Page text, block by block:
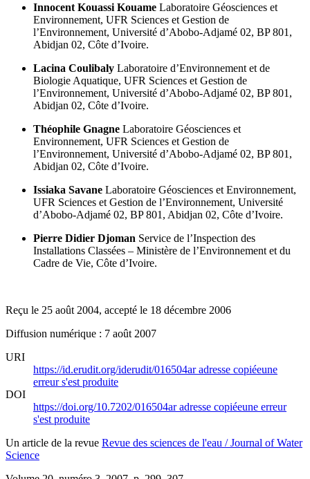
Innocent Kouassi Kouame Laboratoire Géosciences et
Environnement, UFR Sciences et Gestion de
l’Environnement, Université d’Abobo-Adjamé 02, BP 801,
Abidjan 02, Côte d’Ivoire.
Lacina Coulibaly Laboratoire d’Environnement et de
Biologie Aquatique, UFR Sciences et Gestion de
l’Environnement, Université d’Abobo-Adjamé 02, BP 801,
Abidjan 02, Côte d’Ivoire.
Théophile Gnagne Laboratoire Géosciences et
Environnement, UFR Sciences et Gestion de
l’Environnement, Université d’Abobo-Adjamé 02, BP 801,
Abidjan 02, Côte d’Ivoire.
Issiaka Savane Laboratoire Géosciences et Environnement,
UFR Sciences et Gestion de l’Environnement, Université
d’Abobo-Adjamé 02, BP 801, Abidjan 02, Côte d’Ivoire.
Pierre Didier Djoman Service de l’Inspection des
Installations Classées – Ministère de l’Environnement et du
Cadre de Vie, Côte d’Ivoire.
Reçu le 25 août 2004, accepté le 18 décembre 2006
Diffusion numérique : 7 août 2007
URI
https://id.erudit.org/iderudit/016504aradresse copiéeune
erreur s'est produite
DOI
https://doi.org/10.7202/016504aradresse copiéeune erreur
s'est produite
Un article de la revue Revue des sciences de l'eau / Journal of Water
Science